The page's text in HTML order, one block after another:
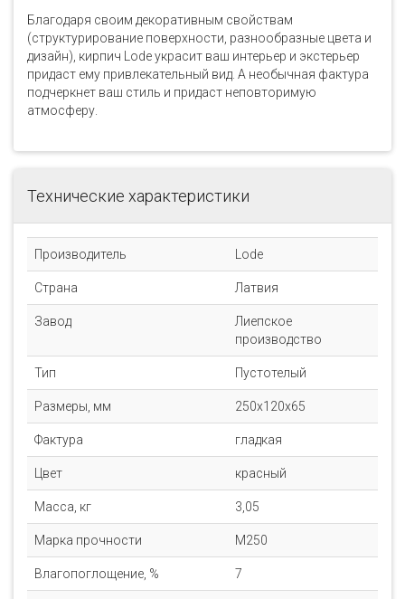
Благодаря своим декоративным свойствам
(структурирование поверхности, разнообразные цвета и
дизайн), кирпич Lode украсит ваш интерьер и экстерьер
придаст ему привлекательный вид. А необычная фактура
подчеркнет ваш стиль и придаст неповторимую
атмосферу.
Технические характеристики
Производитель Lode
Страна Латвия
Завод
Лиепское
производство
Тип Пустотелый
Размеры, мм 250x120x65
Фактура гладкая
Цвет красный
Масса, кг 3,05
Марка прочности M250
Влагопоглощение, % 7